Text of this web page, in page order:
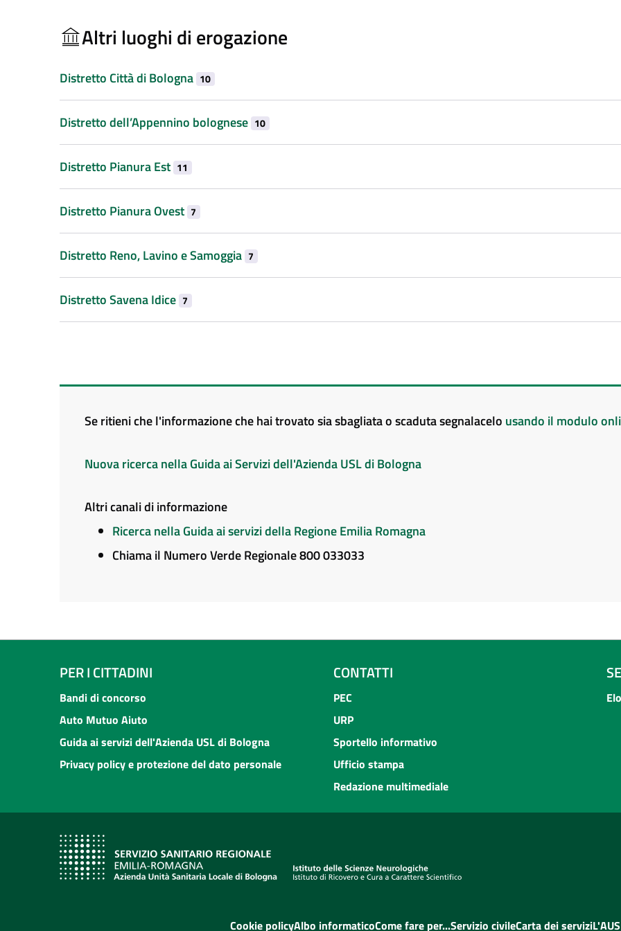
Altri luoghi di erogazione
Distretto Città di Bologna 10
Distretto dell’Appennino bolognese 10
Distretto Pianura Est 11
Distretto Pianura Ovest 7
Distretto Reno, Lavino e Samoggia 7
Distretto Savena Idice 7
Se ritieni che l'informazione che hai trovato sia sbagliata o scaduta segnalacelo usando il modulo
Nuova ricerca nella Guida ai Servizi dell'Azienda USL di Bologna
Altri canali di informazione
Ricerca nella Guida ai servizi della Regione Emilia Romagna
Chiama il Numero Verde Regionale 800 033033
PER I CITTADINI
Bandi di concorso
Auto Mutuo Aiuto
Guida ai servizi dell'Azienda USL di Bologna
Privacy policy e protezione del dato personale
CONTATTI
PEC
URP
Sportello informativo
Ufficio stampa
Redazione multimediale
Cookie policyAlbo informaticoCome fare per...Servizio civileCarta dei servizi